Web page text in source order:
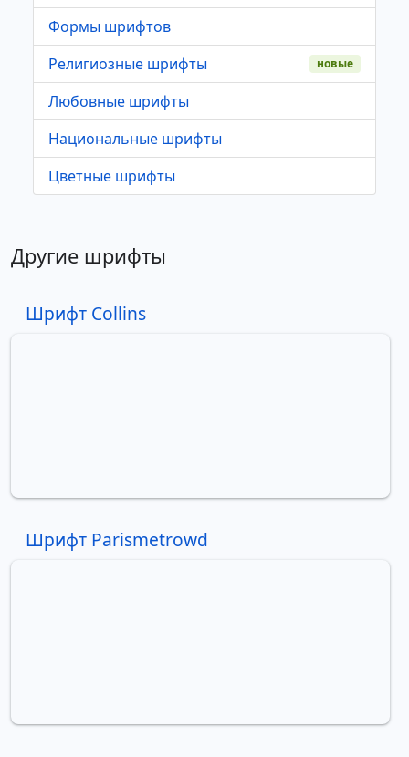
Формы шрифтов
Религиозные шрифты
новые
Любовные шрифты
Национальные шрифты
Цветные шрифты
Другие шрифты
Шрифт Collins
Шрифт Parismetrowd